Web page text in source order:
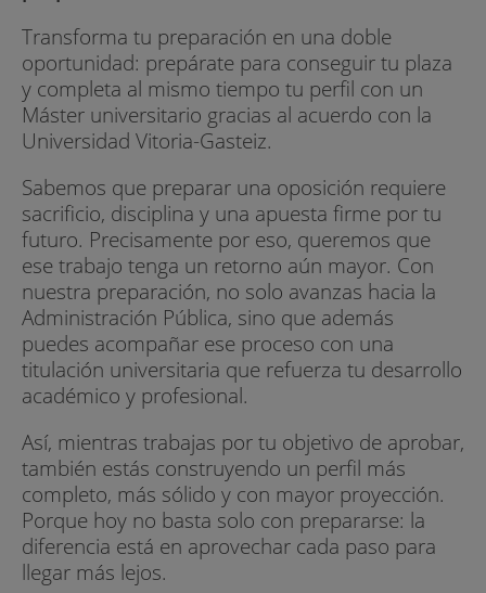
Transforma tu preparación en una doble
oportunidad: prepárate para conseguir tu plaza
y completa al mismo tiempo tu perfil con un
Máster universitario gracias al acuerdo con la
Universidad Vitoria-Gasteiz.
Sabemos que preparar una oposición requiere
sacrificio, disciplina y una apuesta firme por tu
futuro. Precisamente por eso, queremos que
ese trabajo tenga un retorno aún mayor. Con
nuestra preparación, no solo avanzas hacia la
Administración Pública, sino que además
puedes acompañar ese proceso con una
titulación universitaria que refuerza tu desarrollo
académico y profesional.
Así, mientras trabajas por tu objetivo de aprobar,
también estás construyendo un perfil más
completo, más sólido y con mayor proyección.
Porque hoy no basta solo con prepararse: la
diferencia está en aprovechar cada paso para
llegar más lejos.